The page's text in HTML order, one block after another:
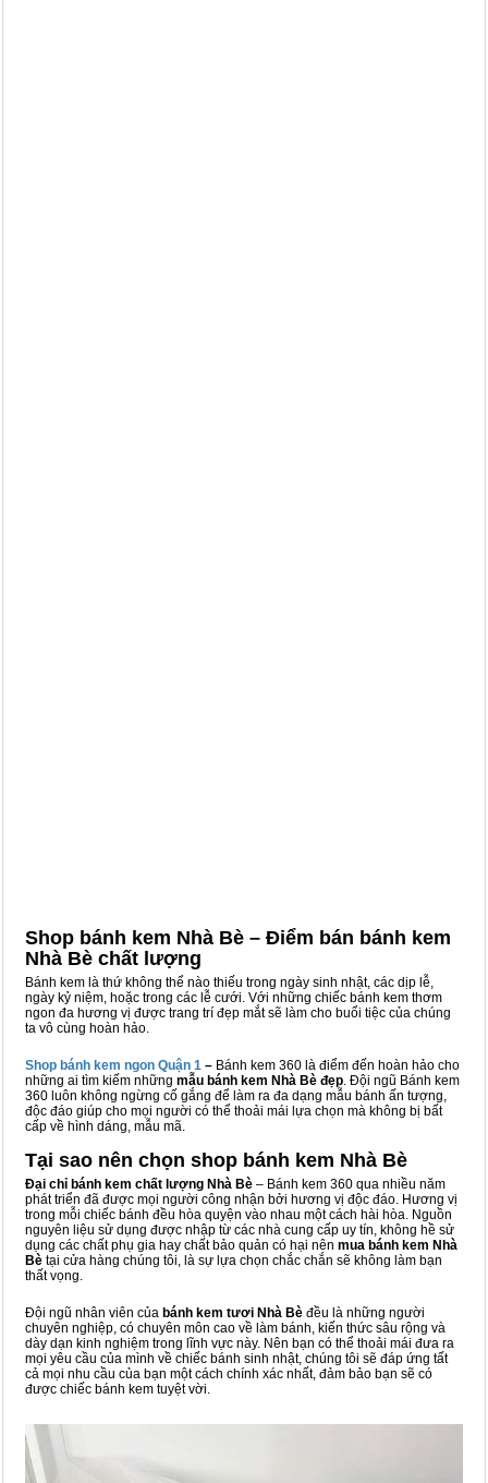
Shop bánh kem Nhà Bè – Điểm bán bánh kem
Nhà Bè chất lượng
Bánh kem là thứ không thể nào thiếu trong ngày sinh nhật, các dịp lễ,
ngày kỷ niệm, hoặc trong các lễ cưới. Với những chiếc bánh kem thơm
ngon đa hương vị được trang trí đẹp mắt sẽ làm cho buổi tiệc của chúng
ta vô cùng hoàn hảo.
Shop bánh kem ngon Quận 1 – Bánh kem 360 là điểm đến hoàn hảo cho
những ai tìm kiếm những mẫu bánh kem Nhà Bè đẹp. Đội ngũ Bánh kem
360 luôn không ngừng cố gắng để làm ra đa dạng mẫu bánh ấn tượng,
độc đáo giúp cho mọi người có thể thoải mái lựa chọn mà không bị bất
cấp về hình dáng, mẫu mã.
Tại sao nên chọn shop bánh kem Nhà Bè
Đại chỉ bánh kem chất lượng Nhà Bè – Bánh kem 360 qua nhiều năm
phát triển đã được mọi người công nhận bởi hương vị độc đáo. Hương vị
trong mỗi chiếc bánh đều hòa quyện vào nhau một cách hài hòa. Nguồn
nguyên liệu sử dụng được nhập từ các nhà cung cấp uy tín, không hề sử
dụng các chất phụ gia hay chất bảo quản có hại nên mua bánh kem Nhà
Bè tại cửa hàng chúng tôi, là sự lựa chọn chắc chắn sẽ không làm bạn
thất vọng.
Đội ngũ nhân viên của bánh kem tươi Nhà Bè đều là những người
chuyên nghiệp, có chuyên môn cao về làm bánh, kiến thức sâu rộng và
dày dạn kinh nghiệm trong lĩnh vực này. Nên bạn có thể thoải mái đưa ra
mọi yêu cầu của mình về chiếc bánh sinh nhật, chúng tôi sẽ đáp ứng tất
cả mọi nhu cầu của bạn một cách chính xác nhất, đảm bảo bạn sẽ có
được chiếc bánh kem tuyệt vời.